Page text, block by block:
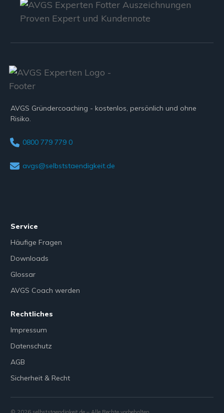
AVGS Gründercoaching - kostenlos, persönlich und ohne
Risiko.
0800 779 779 0
avgs@selbststaendigkeit.de
Service
Häufige Fragen
Downloads
Glossar
AVGS Coach werden
Rechtliches
Impressum
Datenschutz
AGB
Sicherheit & Recht